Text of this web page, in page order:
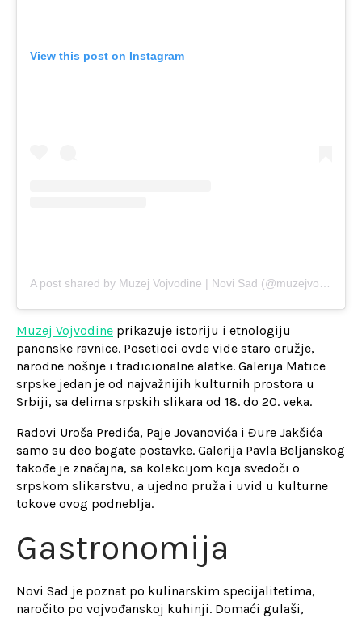
View this post on Instagram
A post shared by Muzej Vojvodine | Novi Sad (@muzejvojvodine)
Muzej Vojvodine prikazuje istoriju i etnologiju
panonske ravnice. Posetioci ovde vide staro oružje,
narodne nošnje i tradicionalne alatke. Galerija Matice
srpske jedan je od najvažnijih kulturnih prostora u
Srbiji, sa delima srpskih slikara od 18. do 20. veka.
Radovi Uroša Predića, Paje Jovanovića i Đure Jakšića
samo su deo bogate postavke. Galerija Pavla Beljanskog
takođe je značajna, sa kolekcijom koja svedoči o
srpskom slikarstvu, a ujedno pruža i uvid u kulturne
tokove ovog podneblja.
Gastronomija
Novi Sad je poznat po kulinarskim specijalitetima,
naročito po vojvođanskoj kuhinji. Domaći gulaši,